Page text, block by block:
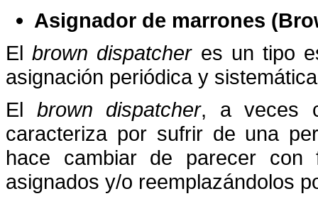
Asignador de marrones
Elbrown dispatcheres un tipo
asignación periódica y
El brown dispatcher, a veces
caracteriza por sufrir de una
hace cambiar de parecer con
asignados y/o reemplazándolos